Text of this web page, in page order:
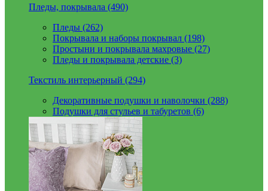
Пледы, покрывала (490)
Пледы (262)
Покрывала и наборы покрывал (198)
Простыни и покрывала махровые (27)
Пледы и покрывала детские (3)
Текстиль интерьерный (294)
Декоративные подушки и наволочки (288)
Подушки для стульев и табуретов (6)